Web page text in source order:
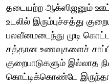
தடையற்ற ஆக்ஸிஜனும்
உடலில் இரும்புச்சத்து
பலவீனமடைந்து முடி
சத்தான உணவுகளைச்
குறைபாடுகளும் இல்லாத
கொட்டிக்கொண்டே